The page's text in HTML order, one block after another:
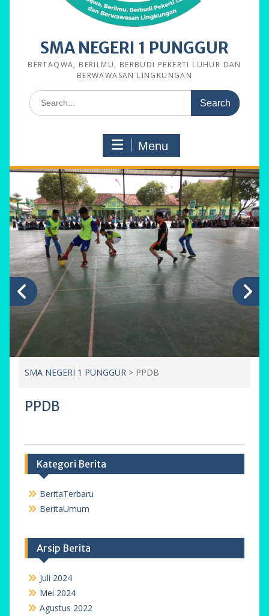
SMA NEGERI 1 PUNGGUR
BERTAQWA, BERILMU, BERBUDI PEKERTI LUHUR DAN
BERWAWASAN LINGKUNGAN
Search
for:
Menu
SMA NEGERI 1 PUNGGUR > PPDB
PPDB
Kategori Berita
BeritaTerbaru
BeritaUmum
Arsip Berita
Juli 2024
Mei 2024
Agustus 2022